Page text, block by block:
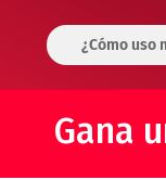
¿Cómo uso
Gana